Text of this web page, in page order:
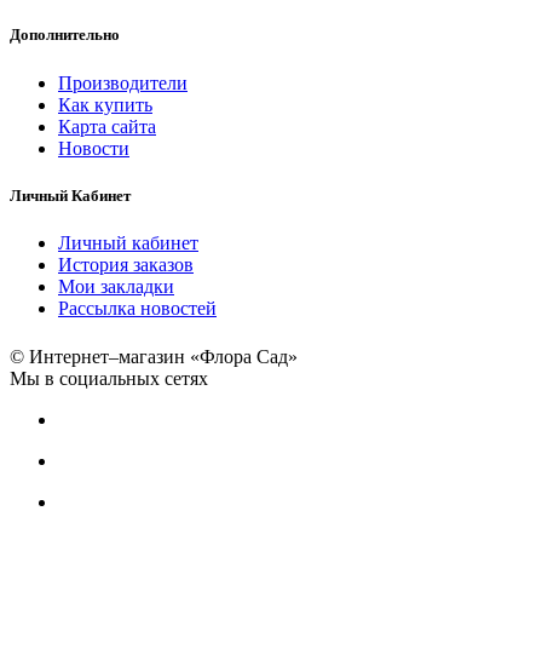
Дополнительно
Производители
Как купить
Карта сайта
Новости
Личный Кабинет
Личный кабинет
История заказов
Мои закладки
Рассылка новостей
© Интернет–магазин «Флора Сад»
Мы в социальных сетях